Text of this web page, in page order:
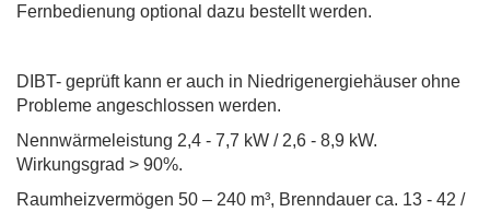
Fernbedienung optional dazu bestellt werden.
DIBT- geprüft kann er auch in Niedrigenergiehäuser ohne
Probleme angeschlossen werden.
Nennwärmeleistung 2,4 - 7,7 kW / 2,6 - 8,9 kW.
Wirkungsgrad > 90%.
Raumheizvermögen 50 – 240 m³, Brenndauer ca. 13 - 42 /